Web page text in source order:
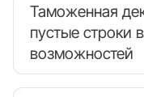
Таможенная
пустые строки
возможностей